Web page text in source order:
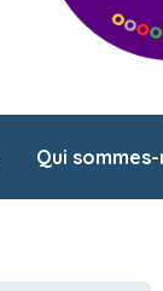
Qui sommes-